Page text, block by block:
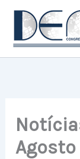
conteúdo
Agosto